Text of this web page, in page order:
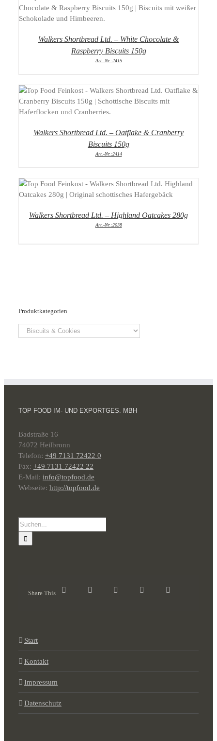
DETAILS
Walkers Shortbread Ltd. – White Chocolate &
Raspberry Biscuits 150g
Art.-Nr.:2415
DETAILS
Walkers Shortbread Ltd. – Oatflake & Cranberry
Biscuits 150g
Art.-Nr.:2414
DETAILS
Walkers Shortbread Ltd. – Highland Oatcakes 280g
Art.-Nr.:2038
Produktkategorien
TOP FOOD IM- UND EXPORTGES. MBH
Badstraße 16
74072 Heilbronn
Telefon: +49 7131 72422 0
Fax: +49 7131 72422 22
E-Mail: info@topfood.de
Webseite: http://topfood.de
Suche
nach:
Share This
Start
Kontakt
Impressum
Datenschutz